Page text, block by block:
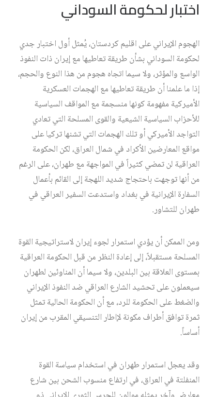
اختبار لحكومة السوداني
الهجوم الإيراني على اقليم كردستان، يُمثل أول اختبار جدي
لحكومة السوداني بشأن طريقة تعاطيها مع إيران ذات النفوذ
الواسع والمؤثر، ولا سيما اتجاه هجوم من هذا النوع والحجم،
إذا ما علمنا أن طريقة تعاطيها مع الهجمات العسكرية
الأميركية مفهومة كونها منسجمة مع المواقف السياسية
للأحزاب السياسية الشيعية والقوى المسلحة التي تعادي
التواجد الأميركي أو تلك الهجمات التي تشنها تركيا على
مواقع المعارضين الأكراد في شمال العراق، لكن الحكومة
العراقية لن تمضي كثيراً في المواجهة مع طهران، على الرغم
من أنها توجهت باحتجاج شديد اللهجة إلى القائم بأعمال
السفارة الإيرانية في بغداد واستدعت السفير العراقي في
طهران للتشاور.
ومن الممكن أن يؤدي استمرار لجوء إيران لاستراتيجية القوة
المسلحة مستقبلاً، إلى إعادة النظر من قبل الحكومة العراقية
بمستوى العلاقة بين البلدين، ولا سيما أن المناوئين لطهران
سيعملون على تحشيد الشارع العراقي ضد النفوذ الإيراني
والضغط على الحكومة للرد، مع أن الحكومة الحالية تمثل
ثمرة توافق أطراف مكونة لإاطار التنسيقي المقرب من إيران
أساساً.
وقد يعجل استمرار طهران في استخدام سياسة القوة
المنفلتة في العراق، في ارتفاع منسوب الشحن بين شارع